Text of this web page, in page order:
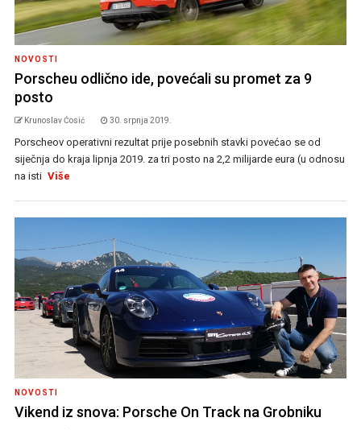
NOVOSTI
Porscheu odlično ide, povećali su promet za 9
posto
Krunoslav Ćosić 30. srpnja 2019.
Porscheov operativni rezultat prije posebnih stavki povećao se od
siječnja do kraja lipnja 2019. za tri posto na 2,2 milijarde eura (u odnosu
na isti Više
NOVOSTI
Vikend iz snova: Porsche On Track na Grobniku